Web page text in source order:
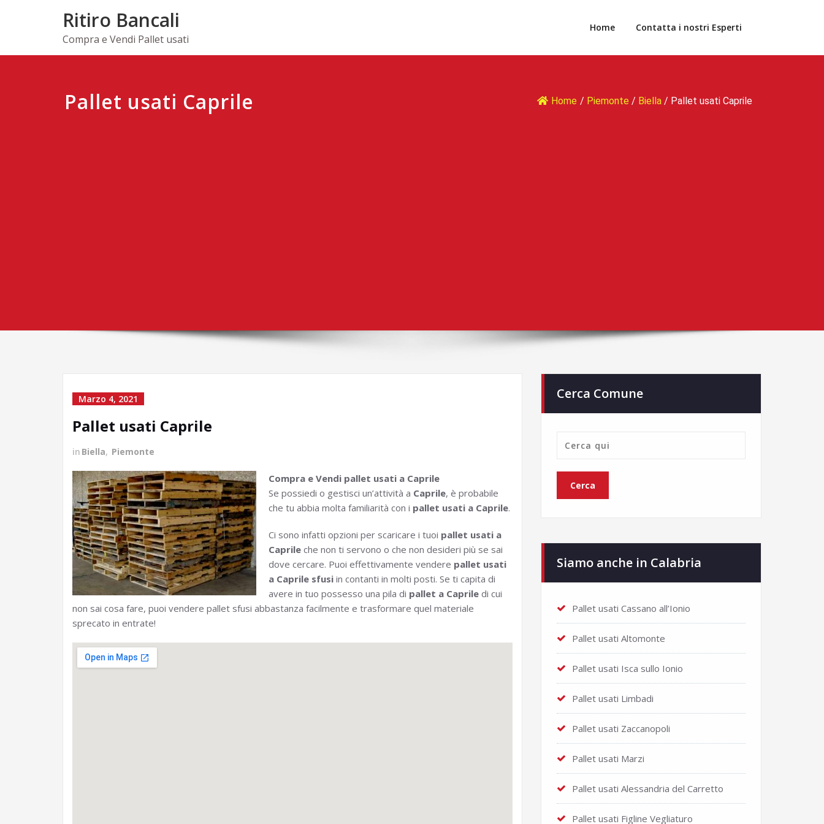
Ritiro Bancali
Compra e Vendi Pallet usati
Home Contatta i nostri Esperti
Pallet usati Caprile Home / Piemonte / Biella / Pallet usati Caprile
Marzo 4, 2021
Pallet usati Caprile
in Biella, Piemonte
Compra e Vendi pallet usati a Caprile
Se possiedi o gestisci un’attività a Caprile, è probabile
che tu abbia molta familiarità con i pallet usati a Caprile.
Ci sono infatti opzioni per scaricare i tuoi pallet usati a
Caprile che non ti servono o che non desideri più se sai
dove cercare. Puoi effettivamente vendere pallet usati
a Caprile sfusi in contanti in molti posti. Se ti capita di
avere in tuo possesso una pila di pallet a Caprile di cui
non sai cosa fare, puoi vendere pallet sfusi abbastanza facilmente e trasformare quel materiale
sprecato in entrate!
Cerca Comune
Siamo anche in Calabria
Pallet usati Cassano all’Ionio
Pallet usati Altomonte
Pallet usati Isca sullo Ionio
Pallet usati Limbadi
Pallet usati Zaccanopoli
Pallet usati Marzi
Pallet usati Alessandria del Carretto
Pallet usati Figline Vegliaturo